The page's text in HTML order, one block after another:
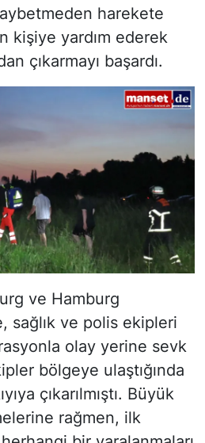
harekete
kişiye yardım ederek
çıkarmayı başardı.
ve Hamburg
sağlık ve polis ekipleri
olay yerine sevk
bölgeye ulaştığında
çıkarılmıştı. Büyük
rağmen, ilk